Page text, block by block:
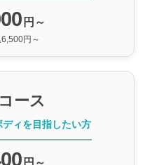
円～
円～
ース
ディを目指したい方
円～